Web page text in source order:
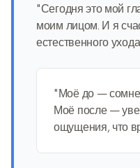
"Сегодня это мой
моим лицом. И я
естественного
"Моё до —
Моё после —
ощущения, что